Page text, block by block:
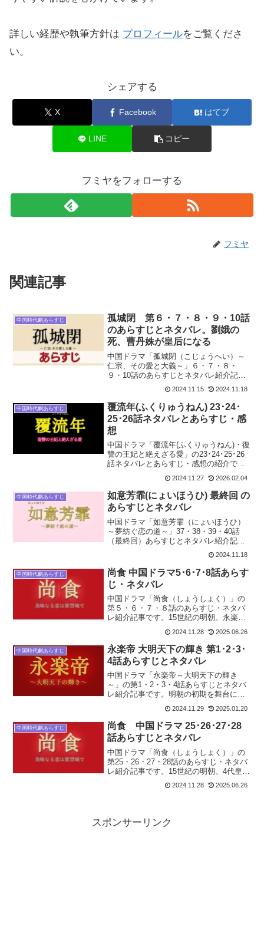
詳しい経歴や執筆方針は プロフィールをご覧くださ
い。
シェアする
X Facebook はてブ
LINE コピー
フミヤをフォローする
フミヤ
関連記事
中国時代劇あらすじ
孤城閉 第６・７・８・９・10話
のあらすじとネタバレ。劉娥の
死、曹丹姝が皇后になる
中国ドラマ「孤城閉（こじょうへい）～
仁宗、その愛と大義～」６・７・８・
９・10話のあらすじとネタバレ紹介記事
です。曹丹姝（そう たんしゅ）は母が皇
太后に呼び出されたと聞き、自分も連れ
て行ってもらいました。曹丹姝は宮中で
仁宗 趙禎の姿を見てま...
2024.11.15 2024.11.18
中国時代劇あらすじ
覆流年(ふくりゅうねん) 23･24･
25･26話ネタバレとあらすじ・感
想
中国ドラマ「覆流年(ふくりゅうねん)・復
讐の王妃と絶えざる愛」の23･24･25･26
話ネタバレとあらすじ・感想の紹介で
2024.11.27 2026.02.04
中国時代劇あらすじ
如意芳霏(にょいほうひ) 最終回 の
あらすじとネタバレ
中国ドラマ「如意芳霏（にょいほうひ）
～夢紡ぐ恋の道～」37・38・39・40話
（最終回）あらすじとネタバレ紹介記事
です。いよいよ最終回です。徐晋は嘉和
帝から如意楼を討つように命令されま
す。徐晋は気が進みませんが勅命には逆
らえず如意楼の調査を...
2024.11.18
中国時代劇あらすじ
尚食 中国ドラマ5･6･7･8話あらす
じ・ネタバレ
中国ドラマ「尚食（しょうしょく）」の
第５・６・７・８話のあらすじ・ネタバ
レ紹介記事です。15世紀の明朝。永楽帝
の治世。太りすぎた皇太子・朱高熾は落
馬。怒った永楽帝は朱高熾に肉を断つよ
う命令しました。肉が好きな朱高熾は野
菜中心の料理になかなか...
2024.11.28 2025.06.26
中国時代劇あらすじ
永楽帝 大明天下の輝き 第1･2･3･
4話あらすじとネタバレ
中国ドラマ「永楽帝～大明天下の輝き
～」の第1・2・3・4話あらすじとネタバ
レ紹介記事です。明朝の初期を舞台に壮
大な夢を持ち明朝最大の領土を獲得した
第3代皇帝 永楽帝。その永楽帝の激動の
生涯をドラマ化した時代劇。14世紀の終
わりごろ。明の建国...
2024.11.29 2025.01.20
中国時代劇あらすじ
尚食 中国ドラマ 25･26･27･28
話あらすじとネタバレ
中国ドラマ「尚食（しょうしょく）」の
第25・26・27・28話のあらすじ・ネタバ
レ紹介記事です。15世紀の明朝。4代皇帝
洪熙帝の治世。朱瞻基たちは刺客を鎮圧
に成功。怪我をしてしまいますが、母の
2024.11.28 2025.06.26
スポンサーリンク